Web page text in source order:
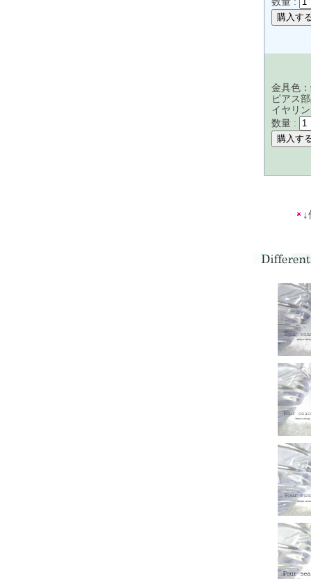
金具色
ピアス
イヤリ
数量 :